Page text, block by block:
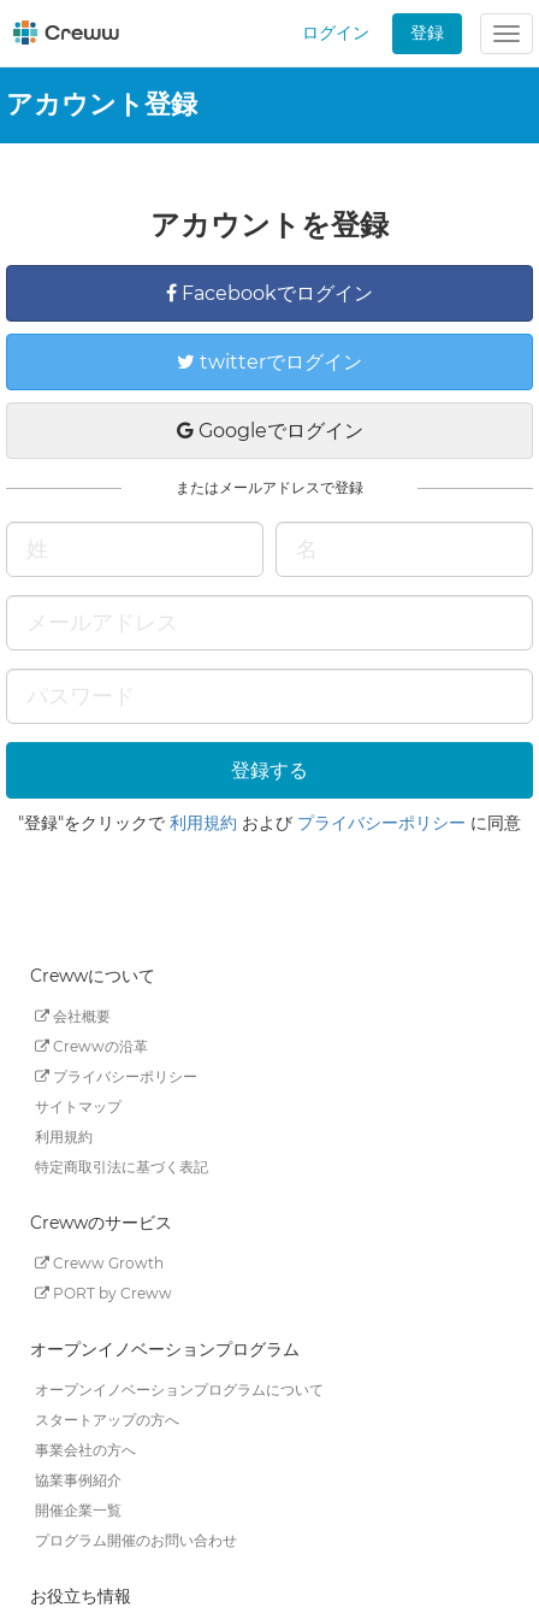
ログイン 登録
アカウント登録
アカウントを登録
Facebookでログイン
twitterでログイン
Googleでログイン
またはメールアドレスで登録
"登録"をクリックで 利用規約 および プライバシーポリシー に同意
Crewwについて
会社概要
Crewwの沿革
プライバシーポリシー
サイトマップ
利用規約
特定商取引法に基づく表記
Crewwのサービス
Creww Growth
PORT by Creww
オープンイノベーションプログラム
オープンイノベーションプログラムについて
スタートアップの方へ
事業会社の方へ
協業事例紹介
開催企業一覧
プログラム開催のお問い合わせ
お役立ち情報